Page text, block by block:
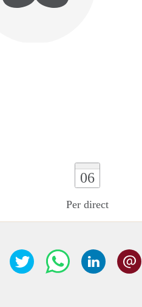
makelaarsvergoeding/
06
Per direct